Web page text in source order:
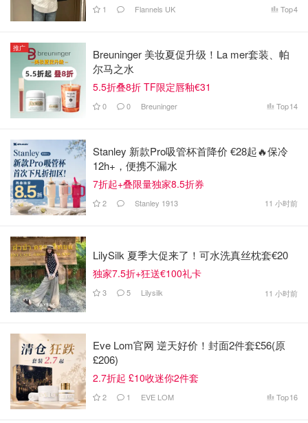
1 Flannels UK Top4
推广
Breuninger 美妆夏促升级！La mer套装、帕
尔马之水
5.5折叠8折 TF限定唇釉€31
0 0 Breuninger Top14
Stanley 新款Pro吸管杯首降价 €28起🔥保冷
12h+，便携不漏水
7折起+叠限量独家8.5折券
2 Stanley 1913 11 小时前
LilySilk 夏季大促来了！可水洗真丝枕套€20
独家7.5折+狂送€100礼卡
3 5 Lilysilk 11 小时前
Eve Lom官网 逆天好价！封面2件套£56(原
£206)
2.7折起 £10收迷你2件套
2 1 EVE LOM Top16